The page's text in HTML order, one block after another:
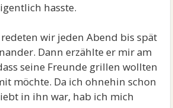
hasste.
wir jeden Abend bis spät
Dann erzählte er mir am
seine Freunde grillen wollten
möchte. Da ich ohnehin schon
in ihn war, hab ich mich